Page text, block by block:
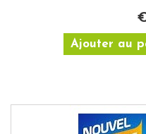
Ajouter au